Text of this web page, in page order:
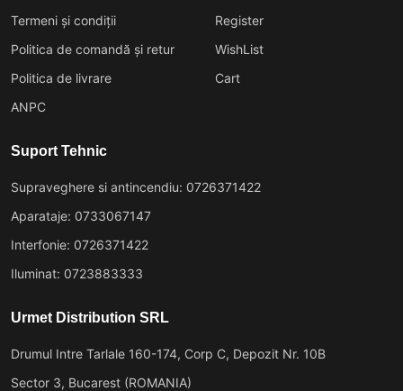
Termeni și condiții
Politica de comandă și retur
Politica de livrare
ANPC
Register
WishList
Cart
Suport Tehnic
Supraveghere si antincendiu: 0726371422
Aparataje: 0733067147
Interfonie: 0726371422
Iluminat: 0723883333
Urmet Distribution SRL
Drumul Intre Tarlale 160-174, Corp C, Depozit Nr. 10B
Sector 3, Bucarest (ROMANIA)